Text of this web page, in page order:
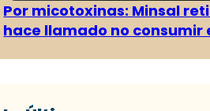
Por micotoxinas: Minsal
hace llamado no consumir